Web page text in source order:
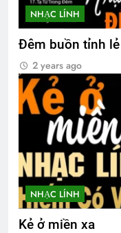
2024
2
Ly
2
NHẠC LÍNH
Đêm buồn tỉnh lẻ
2 years ago
NHẠC LÍNH
Kẻ ở miền xa